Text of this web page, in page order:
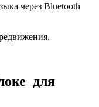
через Bluetooth
для